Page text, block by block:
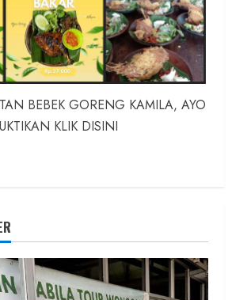
BEBEK GORENG KAMILA, AYO
KLIK DISINI